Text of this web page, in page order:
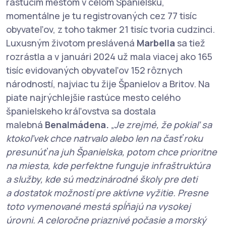
momentálne je tu registrovaných cez 77 tisíc
obyvateľov, z toho takmer 21 tisíc tvoria cudzinci.
Luxusným životom preslávená Marbella sa tiež
rozrástla a v januári 2024 už mala viacej ako 165
tisíc evidovaných obyvateľov 152 rôznych
národností, najviac tu žije Španielov a Britov. Na
piate najrýchlejšie rastúce mesto celého
španielskeho kráľovstva sa dostala
malebná Benalmádena. „Je zrejmé, že pokiaľ sa
ktokoľvek chce natrvalo alebo len na časť roku
presunúť na juh Španielska, potom chce prioritne
na miesta, kde perfektne funguje infraštruktúra
a služby, kde sú medzinárodné školy pre deti
a dostatok možností pre aktívne vyžitie. Presne
toto vymenované mestá spĺňajú na vysokej
úrovni. A celoročne priaznivé počasie a morský